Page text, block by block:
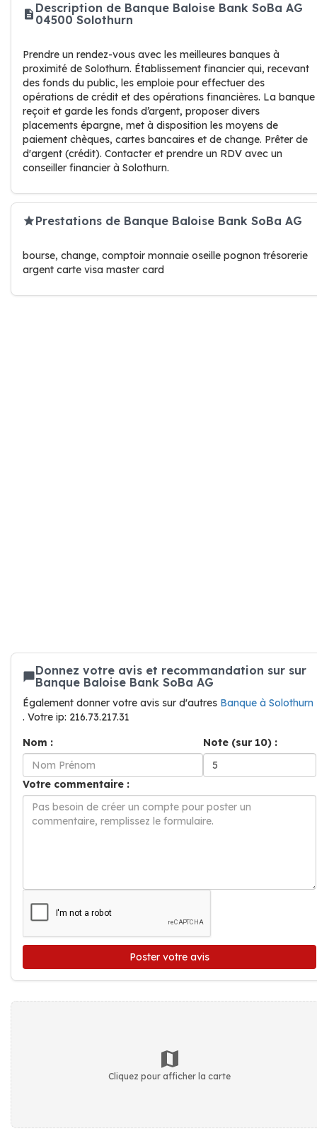
Description de Banque Baloise Bank SoBa AG
04500 Solothurn
Prendre un rendez-vous avec les meilleures banques à
proximité de Solothurn. Établissement financier qui, recevant
des fonds du public, les emploie pour effectuer des
opérations de crédit et des opérations financières. La banque
reçoit et garde les fonds d’argent, proposer divers
placements épargne, met à disposition les moyens de
paiement chèques, cartes bancaires et de change. Prêter de
d'argent (crédit). Contacter et prendre un RDV avec un
conseiller financier à Solothurn.
Prestations de Banque Baloise Bank SoBa AG
bourse, change, comptoir monnaie oseille pognon trésorerie
argent carte visa master card
Donnez votre avis et recommandation sur sur
Banque Baloise Bank SoBa AG
Également donner votre avis sur d'autres Banque à Solothurn
. Votre ip: 216.73.217.31
Nom :
Note (sur 10) :
Votre commentaire :
Poster votre avis
Cliquez pour afficher la carte